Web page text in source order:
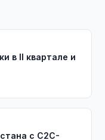
в II квартале и
с C2C-